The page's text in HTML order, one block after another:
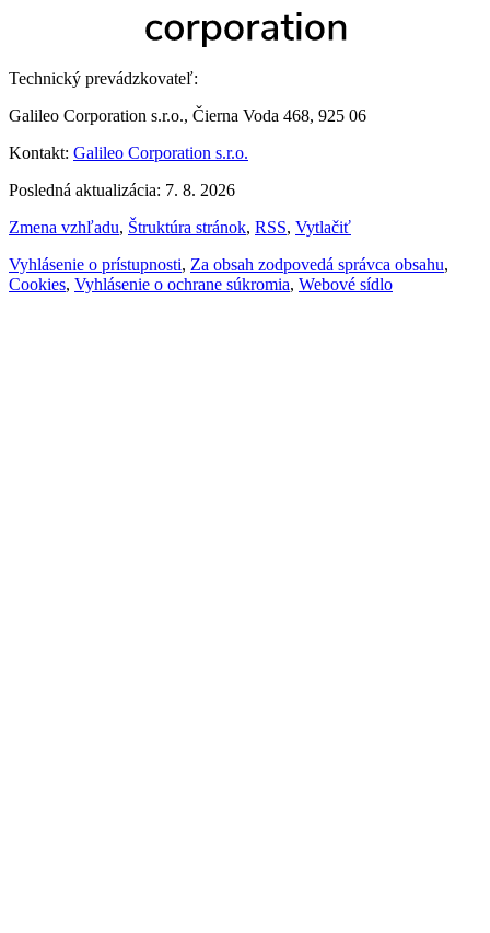
Technický prevádzkovateľ:
Galileo Corporation s.r.o., Čierna Voda 468, 925 06
Kontakt: Galileo Corporation s.r.o.
Posledná aktualizácia: 7. 8. 2026
Zmena vzhľadu, Štruktúra stránok, RSS, Vytlačiť
Vyhlásenie o prístupnosti, Za obsah zodpovedá správca obsahu,
Cookies, Vyhlásenie o ochrane súkromia, Webové sídlo